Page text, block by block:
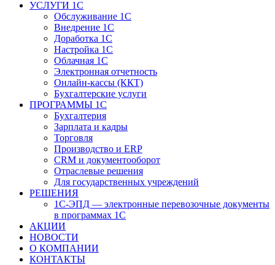
УСЛУГИ 1С
Обслуживание 1С
Внедрение 1С
Доработка 1С
Настройка 1С
Облачная 1С
Электронная отчетность
Онлайн-кассы (ККТ)
Бухгалтерские услуги
ПРОГРАММЫ 1С
Бухгалтерия
Зарплата и кадры
Торговля
Производство и ERP
CRM и документооборот
Отраслевые решения
Для государственных учреждений
РЕШЕНИЯ
1С-ЭПД — электронные перевозочные документы
в программах 1С
АКЦИИ
НОВОСТИ
О КОМПАНИИ
КОНТАКТЫ